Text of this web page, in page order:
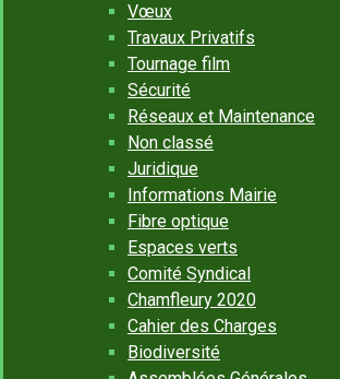
Vœux
Travaux Privatifs
Tournage film
Sécurité
Réseaux et Maintenance
Non classé
Juridique
Informations Mairie
Fibre optique
Espaces verts
Comité Syndical
Chamfleury 2020
Cahier des Charges
Biodiversité